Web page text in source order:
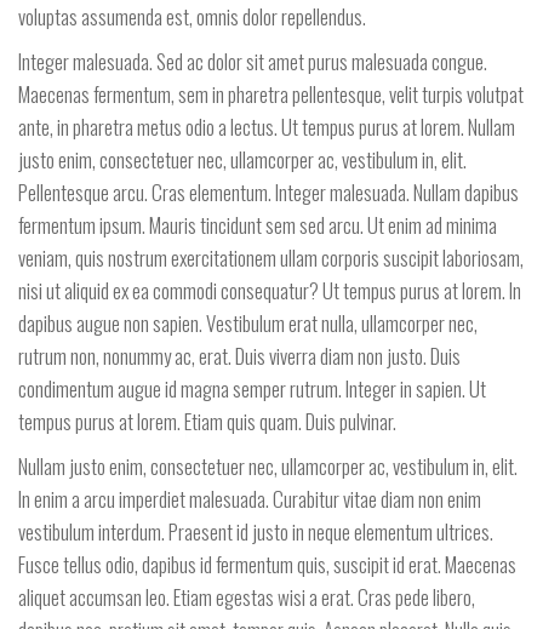
voluptas assumenda est, omnis dolor repellendus.
Integer malesuada. Sed ac dolor sit amet purus malesuada congue.
Maecenas fermentum, sem in pharetra pellentesque, velit turpis volutpat
ante, in pharetra metus odio a lectus. Ut tempus purus at lorem. Nullam
justo enim, consectetuer nec, ullamcorper ac, vestibulum in, elit.
Pellentesque arcu. Cras elementum. Integer malesuada. Nullam dapibus
fermentum ipsum. Mauris tincidunt sem sed arcu. Ut enim ad minima
veniam, quis nostrum exercitationem ullam corporis suscipit laboriosam,
nisi ut aliquid ex ea commodi consequatur? Ut tempus purus at lorem. In
dapibus augue non sapien. Vestibulum erat nulla, ullamcorper nec,
rutrum non, nonummy ac, erat. Duis viverra diam non justo. Duis
condimentum augue id magna semper rutrum. Integer in sapien. Ut
tempus purus at lorem. Etiam quis quam. Duis pulvinar.
Nullam justo enim, consectetuer nec, ullamcorper ac, vestibulum in, elit.
In enim a arcu imperdiet malesuada. Curabitur vitae diam non enim
vestibulum interdum. Praesent id justo in neque elementum ultrices.
Fusce tellus odio, dapibus id fermentum quis, suscipit id erat. Maecenas
aliquet accumsan leo. Etiam egestas wisi a erat. Cras pede libero,